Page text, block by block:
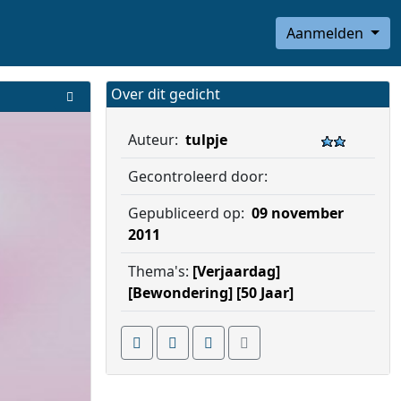
Aanmelden
Over dit gedicht
Auteur: tulpje
Gecontroleerd door:
Gepubliceerd op: 09 november
2011
Thema's: [Verjaardag]
[Bewondering] [50 Jaar]